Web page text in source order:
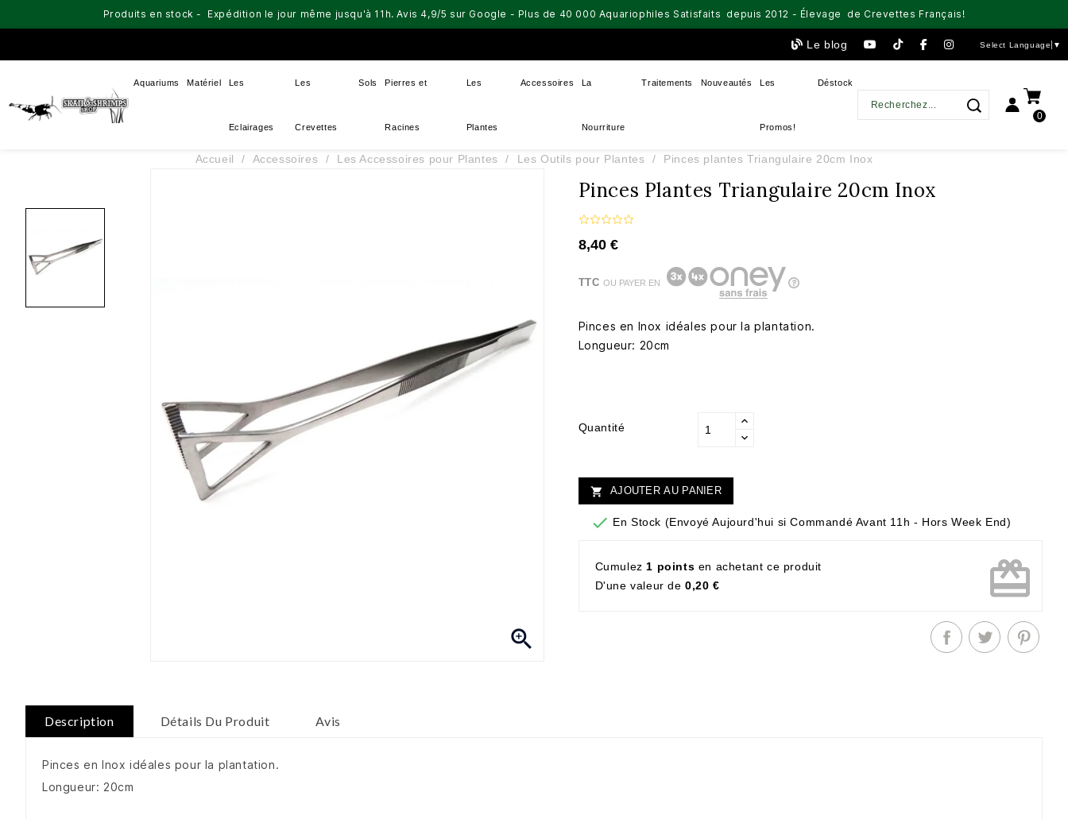
Produits en stock - Expédition le jour même jusqu'à 11h. Avis 4,9/5 sur Google - Plus de 40 000 Aquariophiles Satisfaits depuis 2012 - Élevage de Crevettes Français!
Le blog Select Language ▼
Aquariums Matériel Les
Eclairages
Les
Crevettes
Sols Pierres et
Racines
Les
Plantes
Accessoires La
Nourriture
Traitements Nouveautés Les
Promos!
Déstock
0
Accueil Accessoires Les Accessoires pour Plantes Les Outils pour Plantes Pinces plantes Triangulaire 20cm Inox

Pinces Plantes Triangulaire 20cm Inox
8,40 €
TTCOU PAYER EN
Pinces en Inox idéales pour la plantation.
Longueur: 20cm
Quantité
 AJOUTER AU PANIER
 En Stock (Envoyé Aujourd'hui si Commandé Avant 11h - Hors Week End)
Cumulez1 points en achetant ce produit
D'une valeur de0,20 € card_giftcard
Description Détails Du Produit Avis
Pinces en Inox idéales pour la plantation.
Longueur: 20cm